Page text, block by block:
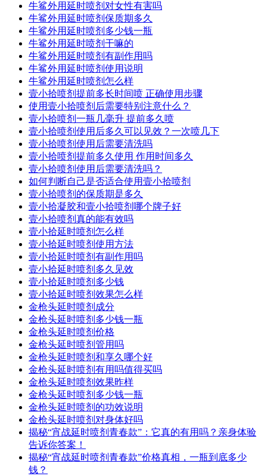
牛鲨外用延时喷剂对女性有害吗
牛鲨外用延时喷剂保质期多久
牛鲨外用延时喷剂多少钱一瓶
牛鲨外用延时喷剂干嘛的
牛鲨外用延时喷剂有副作用吗
牛鲨外用延时喷剂使用说明
牛鲨外用延时喷剂怎么样
壹小拾喷剂提前多长时间喷 正确使用步骤
使用壹小拾喷剂后需要特别注意什么？
壹小拾喷剂一瓶几毫升 提前多久喷
壹小拾喷剂使用后多久可以见效？一次喷几下
壹小拾喷剂使用后需要清洗吗
壹小拾喷剂提前多久使用 作用时间多久
壹小拾喷剂使用后需要清洗吗？
如何判断自己是否适合使用壹小拾喷剂
壹小拾喷剂的保质期是多久
壹小拾凝胶和壹小拾喷剂哪个牌子好
壹小拾喷剂真的能有效吗
壹小拾延时喷剂怎么样
壹小拾延时喷剂使用方法
壹小拾延时喷剂有副作用吗
壹小拾延时喷剂多久见效
壹小拾延时喷剂多少钱
壹小拾延时喷剂效果怎么样
金枪头延时喷剂成分
金枪头延时喷剂多少钱一瓶
金枪头延时喷剂价格
金枪头延时喷剂管用吗
金枪头延时喷剂和享久哪个好
金枪头延时喷剂有用吗值得买吗
金枪头延时喷剂效果昨样
金枪头延时喷剂多少钱一瓶
金枪头延时喷剂的功效说明
金枪头延时喷剂对身体好吗
揭秘“宵战延时喷剂青春款”：它真的有用吗？亲身体验
告诉你答案！
揭秘“宵战延时喷剂青春款”价格真相，一瓶到底多少
钱？